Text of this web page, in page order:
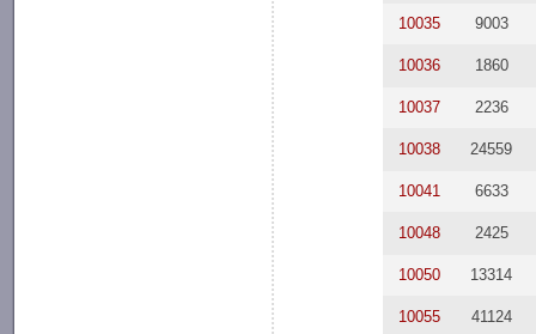
10035 9003
10036 1860
10037 2236
10038 24559
10041 6633
10048 2425
10050 13314
10055 41124